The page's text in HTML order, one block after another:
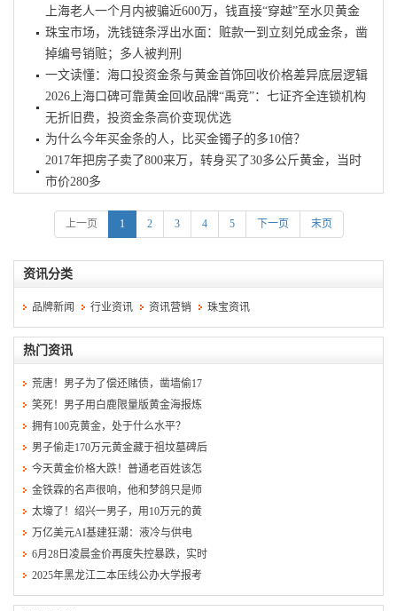
上海老人一个月内被骗近600万，钱直接“穿越”至水贝黄金
珠宝市场，洗钱链条浮出水面：赃款一到立刻兑成金条，凿
掉编号销赃；多人被判刑
一文读懂：海口投资金条与黄金首饰回收价格差异底层逻辑
2026上海口碑可靠黄金回收品牌“禹竞”：七证齐全连锁机构
无折旧费，投资金条高价变现优选
为什么今年买金条的人，比买金镯子的多10倍？
2017年把房子卖了800来万，转身买了30多公斤黄金，当时
市价280多
上一页 1 2 3 4 5 下一页 末页
资讯分类
品牌新闻 行业资讯 资讯营销 珠宝资讯
热门资讯
荒唐！男子为了偿还赌债，凿墙偷17
笑死！男子用白鹿限量版黄金海报炼
拥有100克黄金，处于什么水平？
男子偷走170万元黄金藏于祖坟墓碑后
今天黄金价格大跌！普通老百姓该怎
金铁霖的名声很响，他和梦鸽只是师
太壕了！绍兴一男子，用10万元的黄
万亿美元AI基建狂潮：液冷与供电
6月28日凌晨金价再度失控暴跌，实时
2025年黑龙江二本压线公办大学报考